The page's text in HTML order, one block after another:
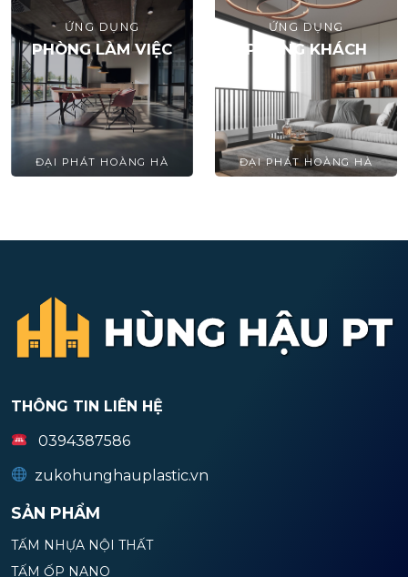
ỨNG DỤNG
PHÒNG LÀM VIỆC
ĐẠI PHÁT HOÀNG HÀ
ỨNG DỤNG
PHÒNG KHÁCH
ĐẠI PHÁT HOÀNG HÀ
THÔNG TIN LIÊN HỆ
0394387586
zukohunghauplastic.vn
SẢN PHẨM
TẤM NHỰA NỘI THẤT
TẤM ỐP NANO